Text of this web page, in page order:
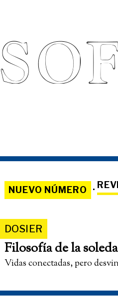
NUEVO NÚMERO ·
DOSIER
Filosofía de la
Vidas conectadas, pero